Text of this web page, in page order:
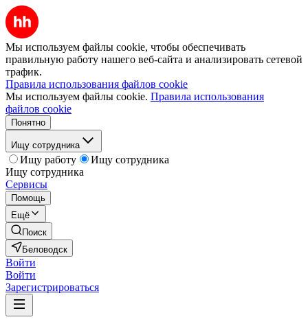
Мы используем файлы cookie, чтобы обеспечивать
правильную работу нашего веб-сайта и анализировать сетевой
трафик.
Правила использования файлов cookie
Мы используем файлы cookie. Правила использования
файлов cookie
Понятно
Ищу сотрудника
Ищу работу
Ищу сотрудника
Ищу сотрудника
Сервисы
Помощь
Ещё
Поиск
Беловодск
Войти
Войти
Зарегистрироваться